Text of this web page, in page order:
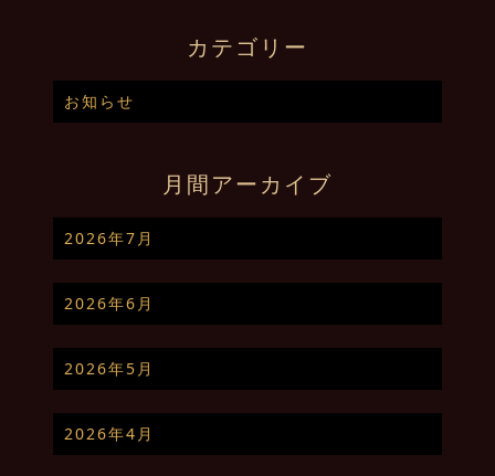
カテゴリー
お知らせ
月間アーカイブ
2026年7月
2026年6月
2026年5月
2026年4月